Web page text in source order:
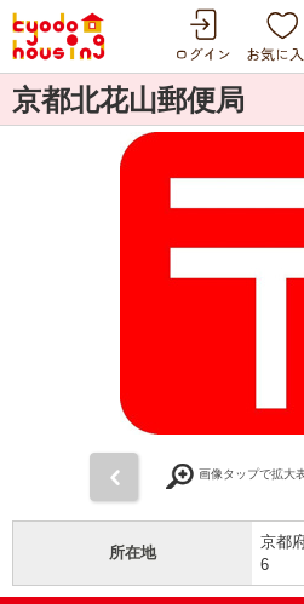
京都北花山郵便局
画像タップで拡大
所在地
京都
6